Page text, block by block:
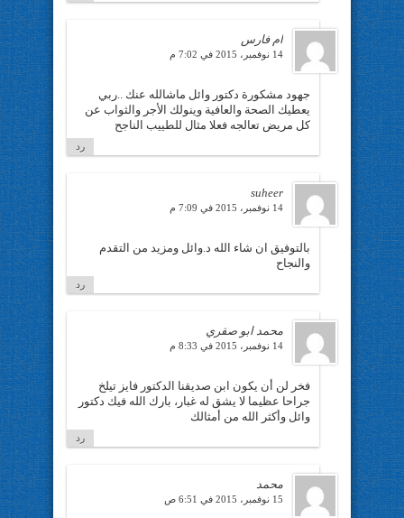
ام فارس
14 نوفمبر، 2015 في 7:02 م
جهود مشكورة دكتور وائل ماشالله عنك ..ربي
يعطيك الصحة والعافية وينولك الأجر والثواب عن
كل مريض تعالجه فعلا مثال للطييب الناجح
رد
suheer
14 نوفمبر، 2015 في 7:09 م
بالتوفيق ان شاء الله د.وائل ومزيد من التقدم
والنجاح
رد
محمد ابو صقري
14 نوفمبر، 2015 في 8:33 م
فخر لن أن يكون ابن صديقنا الدكتور فايز تيلخ
جراحا عظيما لا يشق له غبار، بارك الله فيك دكتور
وائل وأكثر الله من أمثالك
رد
محمد
15 نوفمبر، 2015 في 6:51 ص